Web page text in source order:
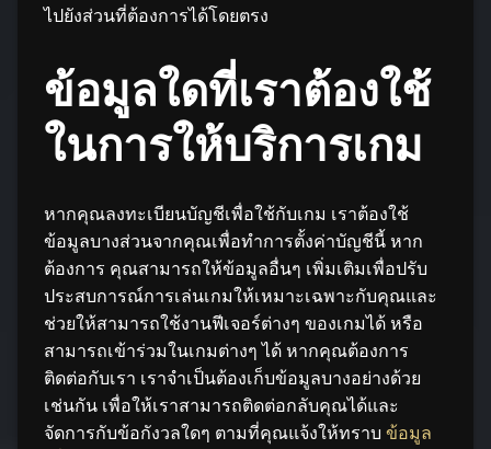
ไปยังส่วนที่ต้องการได้โดยตรง
ข้อมูลใดที่เราต้องใช้
ในการให้บริการเกม
หากคุณลงทะเบียนบัญชีเพื่อใช้กับเกม เราต้องใช้
ข้อมูลบางส่วนจากคุณเพื่อทำการตั้งค่าบัญชีนี้ หาก
ต้องการ คุณสามารถให้ข้อมูลอื่นๆ เพิ่มเติมเพื่อปรับ
ประสบการณ์การเล่นเกมให้เหมาะเฉพาะกับคุณและ
ช่วยให้สามารถใช้งานฟีเจอร์ต่างๆ ของเกมได้ หรือ
สามารถเข้าร่วมในเกมต่างๆ ได้ หากคุณต้องการ
ติดต่อกับเรา เราจำเป็นต้องเก็บข้อมูลบางอย่างด้วย
เช่นกัน เพื่อให้เราสามารถติดต่อกลับคุณได้และ
จัดการกับข้อกังวลใดๆ ตามที่คุณแจ้งให้ทราบ ข้อมูล